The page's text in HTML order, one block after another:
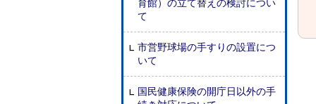
育館）の立て替えの検討につい
て
市営野球場の手すりの設置につ
いて
国民健康保険の開庁日以外の手